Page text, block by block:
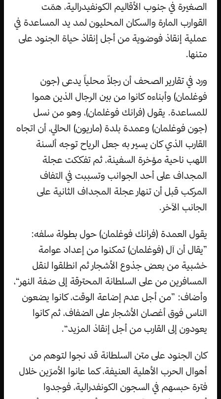
الصغيرة في جنوب الأقاليم الكونفيدرالية، همّت
القوارب المارة والسكان المحليون لمد يد المساعدة في
عملية إنقاذ فوضوية من أجل إنقاذ حياة الجنود على
متنها.
ورد في تقارير الصحف أن رجلاً محلياً يدعى (جون
فوغلمان) وأبناءه كانوا من بين الرجال الذين هموا
للمساعدة. يقول (فرانك فوغلمان)، وهو من نسل
(جون فوغلمان) وعمدة بلدة (ماريون) الحالي، أن اتجاه
القارب الذي كان يسير به جعل الرياح توجه ألسنة
اللهب ناحية مؤخرة السفينة، ثم تفككت عجلة
المجداف على أحد الجوانب وتسببت في التفاف
المركب قبل أن تنهار عجلة المجداف الثانية على
الجانب الآخر.
يقول العمدة (فرانك فوغلمان) حول بطولة سلفه:
”يقال أن آل (فوغلمان) تمكنوا من إعداد عوامة
خشبية من بعض جذوع الأشجار ثم انطلقوا لنقل
المسافرين من على السلطانة المحترقة إلى ضفة النهر“،
وأضاف: ”من أجل عدم إضاعة الوقت، كانوا يضعون
الناس فوق أغصان الأشجار على الضفاف، ثم كانوا
يعودون إلى القارب من أجل إنقاذ المزيد“.
كان الجنود على متن السلطانة قد نجوا لتوهم من
أهوال الحرب الأهلية العنيفة، كما عانوا الأمرّين خلال
فترة حبسهم في السجون الكونفدرالية، فوجدوا